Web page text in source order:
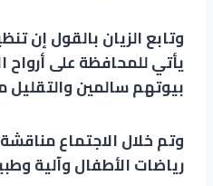
وتابع الزيان بالقول إن
يأتي للمحافظة على أرواح
بيوتهم سالمين والتقليل
وتم خلال الاجتماع
رياضات الأطفال وآلية